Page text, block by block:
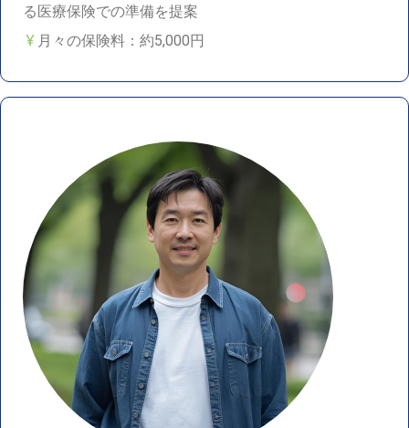
る医療保険での準備を提案
月々の保険料：約5,000円